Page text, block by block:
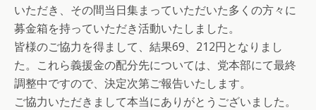
いただき、その間当日集まっていただいた多くの方々に
募金箱を持っていただき活動いたしました。
皆様のご協力を得まして、結果69、212円となりまし
た。これら義援金の配分先については、党本部にて最終
調整中ですので、決定次第ご報告いたします。
ご協力いただきまして本当にありがとうございました。